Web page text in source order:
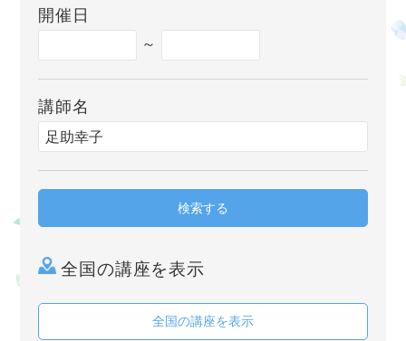
開催日
～
講師名
検索する
全国の講座を表示
全国の講座を表示